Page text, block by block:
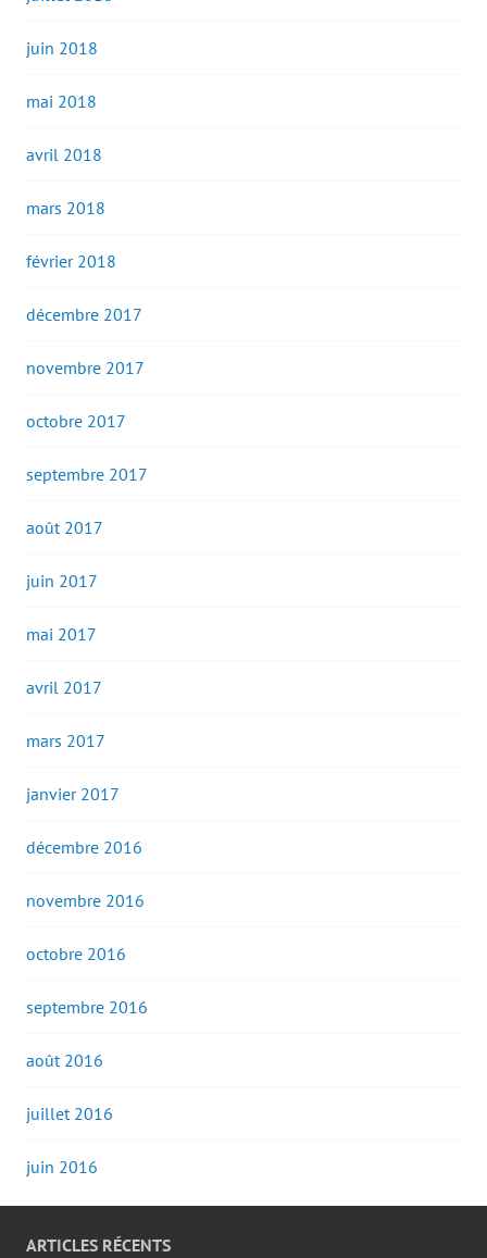
juin 2018
mai 2018
avril 2018
mars 2018
février 2018
décembre 2017
novembre 2017
octobre 2017
septembre 2017
août 2017
juin 2017
mai 2017
avril 2017
mars 2017
janvier 2017
décembre 2016
novembre 2016
octobre 2016
septembre 2016
août 2016
juillet 2016
juin 2016
ARTICLES RÉCENTS